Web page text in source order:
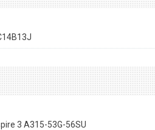
3 A315-53G-56SU